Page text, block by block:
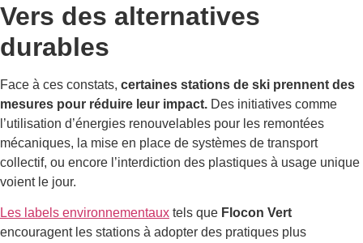
Vers des alternatives
durables
Face à ces constats, certaines stations de ski prennent des
mesures pour réduire leur impact. Des initiatives comme
l’utilisation d’énergies renouvelables pour les remontées
mécaniques, la mise en place de systèmes de transport
collectif, ou encore l’interdiction des plastiques à usage unique
voient le jour.
Les labels environnementaux tels que Flocon Vert
encouragent les stations à adopter des pratiques plus